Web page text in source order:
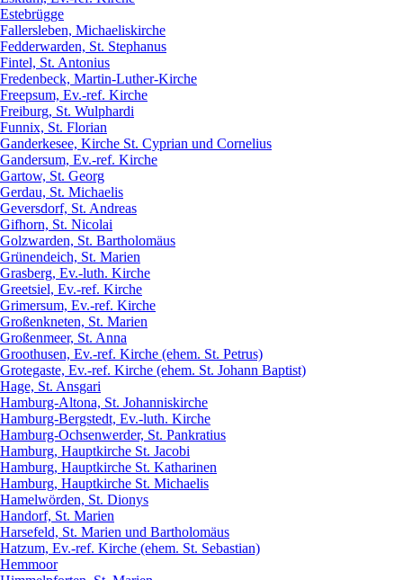
Estebrügge
Fallersleben, Michaeliskirche
Fedderwarden, St. Stephanus
Fintel, St. Antonius
Fredenbeck, Martin-Luther-Kirche
Freepsum, Ev.-ref. Kirche
Freiburg, St. Wulphardi
Funnix, St. Florian
Ganderkesee, Kirche St. Cyprian und Cornelius
Gandersum, Ev.-ref. Kirche
Gartow, St. Georg
Gerdau, St. Michaelis
Geversdorf, St. Andreas
Gifhorn, St. Nicolai
Golzwarden, St. Bartholomäus
Grünendeich, St. Marien
Grasberg, Ev.-luth. Kirche
Greetsiel, Ev.-ref. Kirche
Grimersum, Ev.-ref. Kirche
Großenkneten, St. Marien
Großenmeer, St. Anna
Groothusen, Ev.-ref. Kirche (ehem. St. Petrus)
Grotegaste, Ev.-ref. Kirche (ehem. St. Johann Baptist)
Hage, St. Ansgari
Hamburg-Altona, St. Johanniskirche
Hamburg-Bergstedt, Ev.-luth. Kirche
Hamburg-Ochsenwerder, St. Pankratius
Hamburg, Hauptkirche St. Jacobi
Hamburg, Hauptkirche St. Katharinen
Hamburg, Hauptkirche St. Michaelis
Hamelwörden, St. Dionys
Handorf, St. Marien
Harsefeld, St. Marien und Bartholomäus
Hatzum, Ev.-ref. Kirche (ehem. St. Sebastian)
Hemmoor